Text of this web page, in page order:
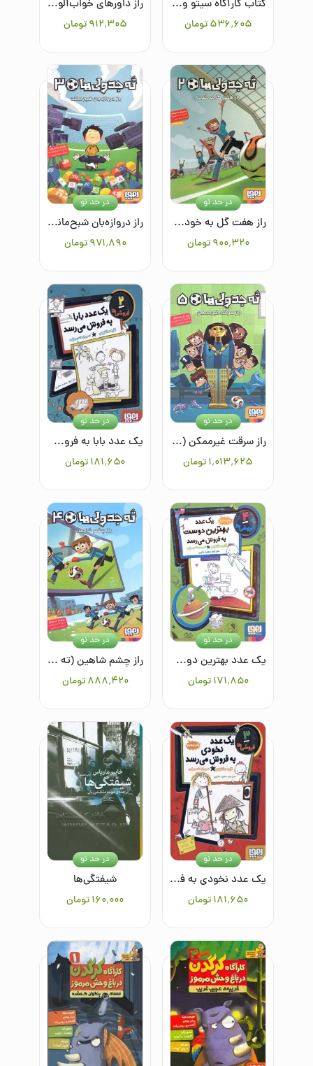
کتاب کارآگاه سیتو و دستیارش چین می ادو 10: پرونده‌ی ویژه: فراتر از ترس!
۵۳۶٬۶۰۵ تومان
راز داورهای خواب‌آلود(ته جدولی ها1)
۹۱۲٬۳۰۵ تومان
راز هفت گل به خودی (ته جدولی ها2)
۹۰۰٬۳۲۰ تومان
در حد نو
راز دروازه‌بان شبح‌مانند (ته جدولی ها 3 )
۹۷۱٬۸۹۰ تومان
در حد نو
راز سرقت غیرممکن (ته جدولی ها 5)
۱٬۰۱۳٬۶۲۵تومان
در حد نو
یک عدد بابا به فروش می‌رسد (فروشی ها 2 )
۱۸۱٬۶۵۰تومان
در حد نو
یک عدد بهترین دوست به فروش می‌رسد (فروشی ها 4)
۱۷۱٬۸۵۰ تومان
در حد نو
راز چشم شاهین (ته جدولی ها 4)
۸۸۸٬۴۲۰ تومان
در حد نو
یک عدد نخودی به فروش می‌رسد (فروشی ها 3)
۱۸۱٬۶۵۰تومان
در حد نو
شیفتگی‌ها
۱۶۰٬۰۰۰تومان
در حد نو